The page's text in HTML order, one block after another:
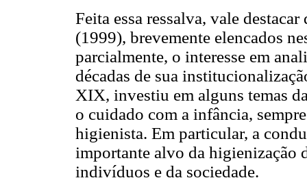
Feita essa ressalva, vale
(1999), brevemente elencados
parcialmente, o interesse em
décadas de sua
XIX, investiu em alguns temas
o cuidado com a infância,
higienista. Em particular, a
importante alvo da higienização
indivíduos e da sociedade.